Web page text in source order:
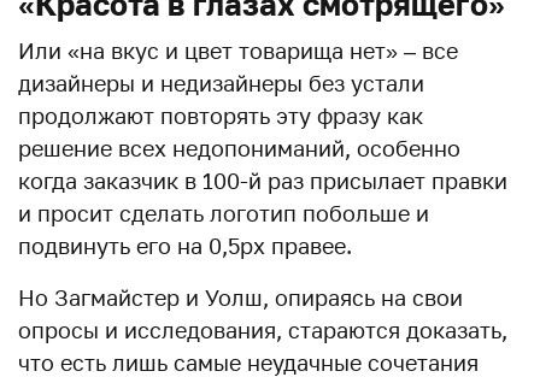
Или «на вкус и цвет товарища нет» – все
дизайнеры и недизайнеры без устали
продолжают повторять эту фразу как
решение всех недопониманий, особенно
когда заказчик в 100-й раз присылает правки
и просит сделать логотип побольше и
подвинуть его на 0,5px правее.
Но Загмайстер и Уолш, опираясь на свои
опросы и исследования, стараются доказать,
что есть лишь самые неудачные сочетания